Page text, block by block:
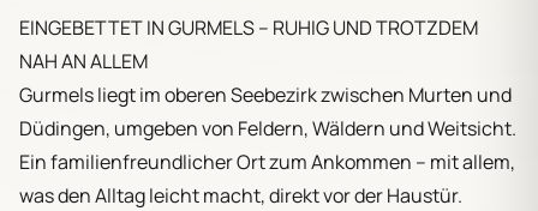
EINGEBETTET IN GURMELS – RUHIG UND TROTZDEM
NAH AN ALLEM
Gurmels liegt im oberen Seebezirk zwischen Murten und
Düdingen, umgeben von Feldern, Wäldern und Weitsicht.
Ein familienfreundlicher Ort zum Ankommen – mit allem,
was den Alltag leicht macht, direkt vor der Haustür.